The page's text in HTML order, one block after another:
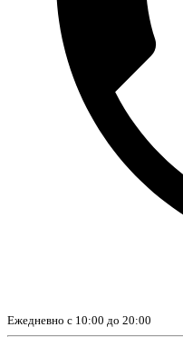
Ежедневно с 10:00 до 20:00